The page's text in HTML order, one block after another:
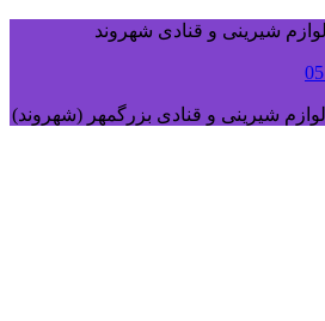
شیرینی و قنادی شهروند
شیرینی و قنادی بزرگمهر (شهروند)